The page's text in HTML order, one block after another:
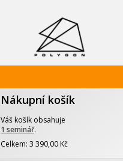
Nákupní košík
Váš košík obsahuje
1 seminář.
Celkem: 3 390,00 Kč